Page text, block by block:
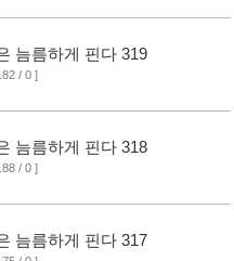
늠름하게 핀다 319
/ 0 ]
늠름하게 핀다 318
/ 0 ]
늠름하게 핀다 317